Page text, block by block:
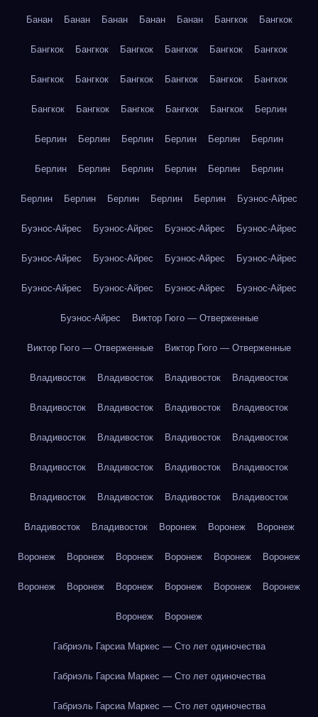
Банан Банан Банан Банан Банан Бангкок Бангкок
Бангкок Бангкок Бангкок Бангкок Бангкок Бангкок
Бангкок Бангкок Бангкок Бангкок Бангкок Бангкок
Бангкок Бангкок Бангкок Бангкок Бангкок Берлин
Берлин Берлин Берлин Берлин Берлин Берлин
Берлин Берлин Берлин Берлин Берлин Берлин
Берлин Берлин Берлин Берлин Берлин Буэнос-Айрес
Буэнос-Айрес Буэнос-Айрес Буэнос-Айрес Буэнос-Айрес
Буэнос-Айрес Буэнос-Айрес Буэнос-Айрес Буэнос-Айрес
Буэнос-Айрес Буэнос-Айрес Буэнос-Айрес Буэнос-Айрес
Буэнос-Айрес Виктор Гюго — Отверженные
Виктор Гюго — Отверженные Виктор Гюго — Отверженные
Владивосток Владивосток Владивосток Владивосток
Владивосток Владивосток Владивосток Владивосток
Владивосток Владивосток Владивосток Владивосток
Владивосток Владивосток Владивосток Владивосток
Владивосток Владивосток Владивосток Владивосток
Владивосток Владивосток Воронеж Воронеж Воронеж
Воронеж Воронеж Воронеж Воронеж Воронеж Воронеж
Воронеж Воронеж Воронеж Воронеж Воронеж Воронеж
Воронеж Воронеж
Габриэль Гарсиа Маркес — Сто лет одиночества
Габриэль Гарсиа Маркес — Сто лет одиночества
Габриэль Гарсиа Маркес — Сто лет одиночества